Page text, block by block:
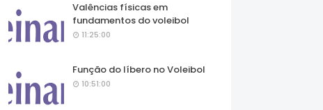
Valências físicas em
fundamentos do voleibol
11:25:00
Função do líbero no Voleibol
10:51:00